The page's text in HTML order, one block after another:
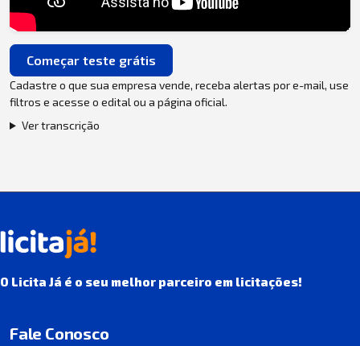
Começar teste grátis
Cadastre o que sua empresa vende, receba alertas por e-mail, use
filtros e acesse o edital ou a página oficial.
Ver transcrição
O Licita Já é o seu melhor parceiro em licitações!
Fale Conosco